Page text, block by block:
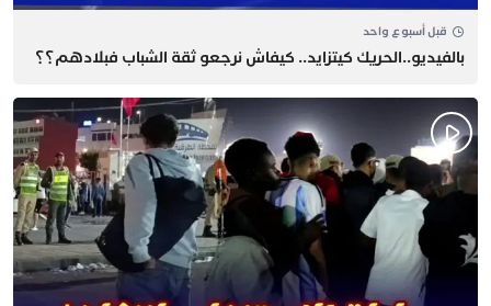
قبل أسبوع واحد
بالفيديو..الحريك كيتزايد.. كيفاش نرجعو ثقة الشباب فبلادهم؟؟